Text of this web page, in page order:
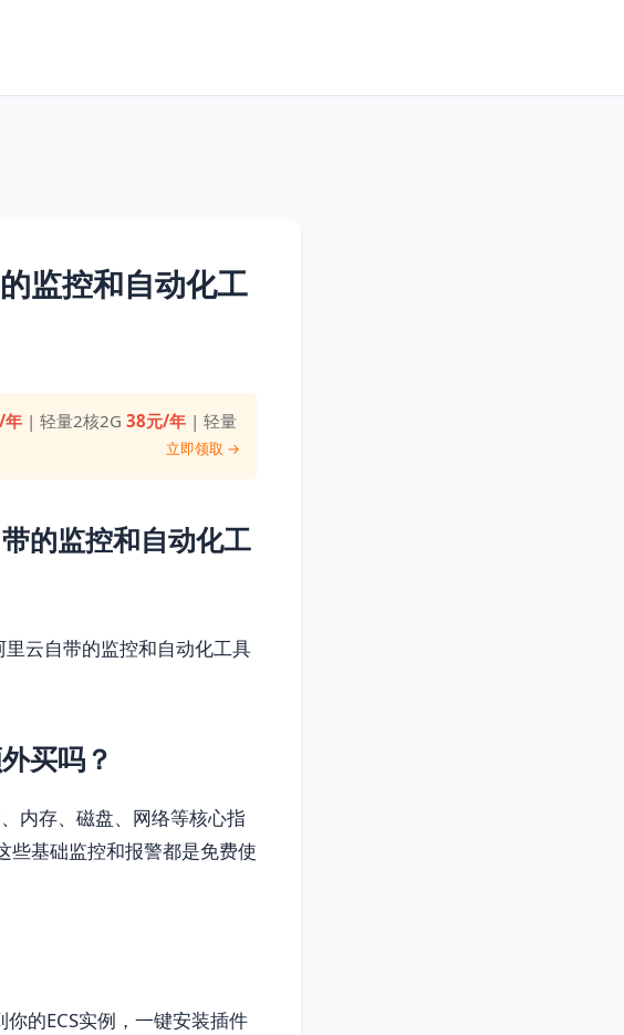
监控和自动化工
年| 轻量2核2G 38元/年| 轻量
立即领取 →
的监控和自动化工
云自带的监控和自动化工具
买吗？
内存、磁盘、网络等核心指
些基础监控和报警都是免费使
的ECS实例，一键安装插件